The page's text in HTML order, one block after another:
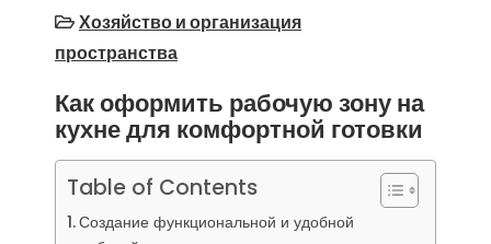
Хозяйство и организация
пространства
Как оформить рабочую зону на
кухне для комфортной готовки
Table of Contents
Создание функциональной и удобной